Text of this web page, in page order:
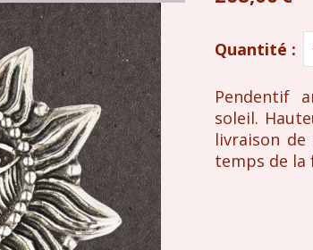
Quantité :
Pendentif
soleil.
livraison
temps de la